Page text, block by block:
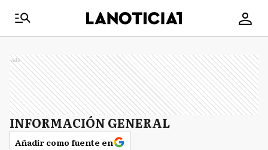
Ads
INFORMACIÓN GENERAL
Añadir como fuente en